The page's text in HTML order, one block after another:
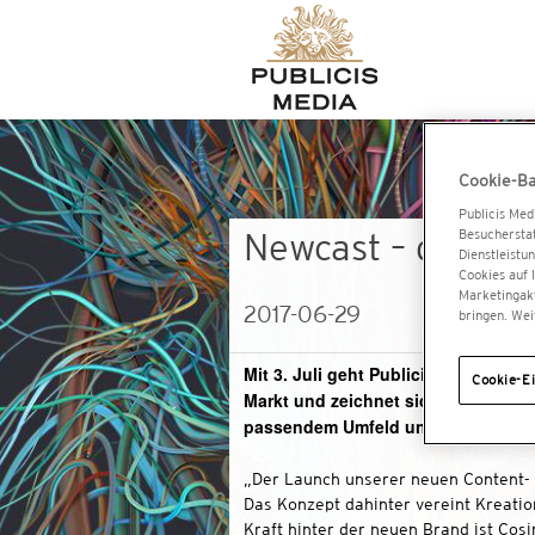
Newcast – die
2017-06-29
Mit 3. Juli geht Publicis Media
Markt und zeichnet sich vor allem
passendem Umfeld und
„Der Launch unserer neuen
Das Konzept dahinter vereint
Kraft hinter der neuen Brand ist
Cookie-
Publicis
Cookies auf
bringen.
Cookie-